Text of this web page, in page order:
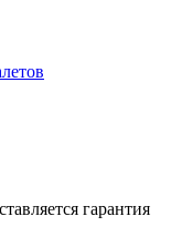
гарантия